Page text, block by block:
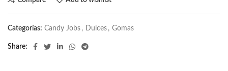
Categorías: Candy Jobs , Dulces , Gomas
Share